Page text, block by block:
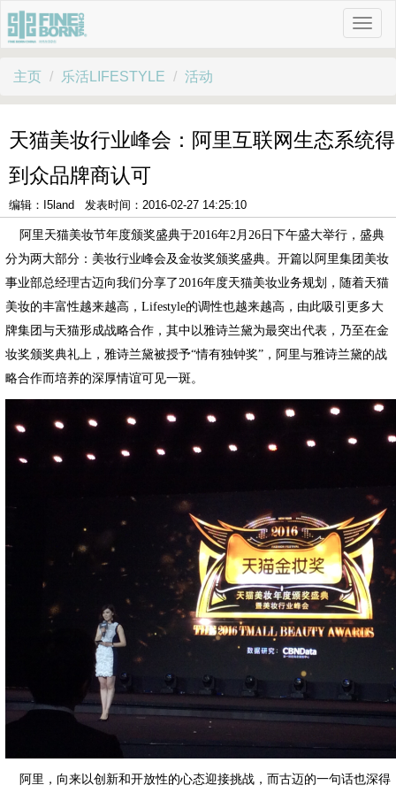
主页 乐活LIFESTYLE 活动
天猫美妆行业峰会：阿里互联网生态系统得
到众品牌商认可
编辑：I5land 发表时间：2016-02-27 14:25:10
阿里天猫美妆节年度颁奖盛典于2016年2月 26 日下午盛大举行，盛典
分为两大部分：美妆行业峰会及金妆奖颁奖盛典。开篇以阿里集团美妆
事业部总经理古迈向我们分享了2016年度天猫美妆业务规划，随着天猫
美妆的丰富性越来越高， Lifestyle的调性也越来越高，由此吸引更多大
牌集团与天猫形成战略合作，其中以雅诗兰黛为最突出代表，乃至在金
妆奖颁奖典礼上，雅诗兰黛被授予“情有独钟奖”，阿里与雅诗兰黛的战
略合作而培养的深厚情谊可见一斑。
阿里，向来以创新和开放性的心态迎接挑战，而古迈的一句话也深得